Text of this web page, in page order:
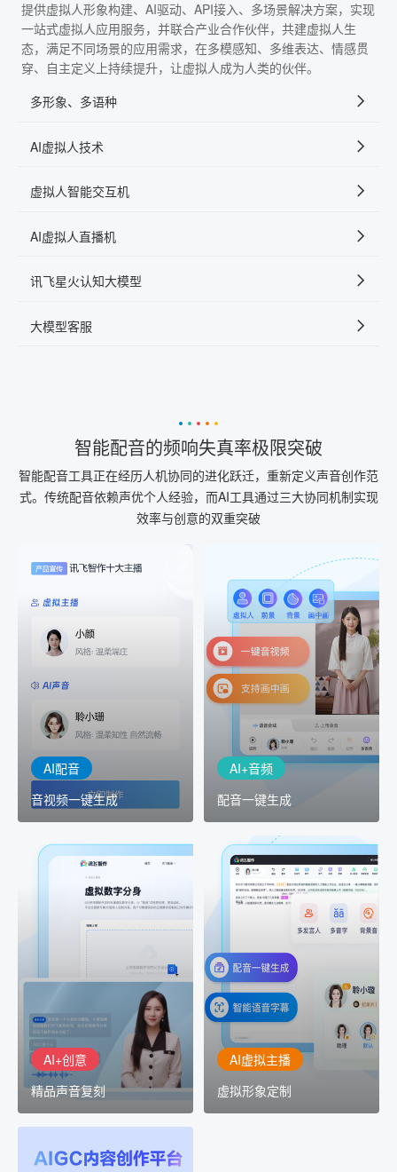
提供虚拟人形象构建、AI驱动、API接入、多场景解决方案，实现
一站式虚拟人应用服务，并联合产业合作伙伴，共建虚拟人生
态，满足不同场景的应用需求，在多模感知、多维表达、情感贯
穿、自主定义上持续提升，让虚拟人成为人类的伙伴。
多形象、多语种
AI虚拟人技术
虚拟人智能交互机
AI虚拟人直播机
讯飞星火认知大模型
大模型客服
智能配音的频响失真率极限突破
智能配音工具正在经历人机协同的进化跃迁，重新定义声音创作范
式。传统配音依赖声优个人经验，而AI工具通过三大协同机制实现
效率与创意的双重突破
AI配音
音视频一键生成
AI配音
音视频一键生成
室"中输入文本或录音，一
出
AI+音频
配音一键生成
AI+音频
配音一键生成
AI+音频：基于全球领先的
TTS能力打造的AI音频制作
工具，输入文本、选择发
音人即可一键生成专业音
AI+创意
精品声音复刻
AI+创意
精品声音复刻
AI+创意：AIGC 能力集中
展示窗口，体验 AIGC 给
生活和生产带来的改变
AI虚拟主播
虚拟形象定制
讯飞智作：让每一个内容
创作者高效生产灵活定制